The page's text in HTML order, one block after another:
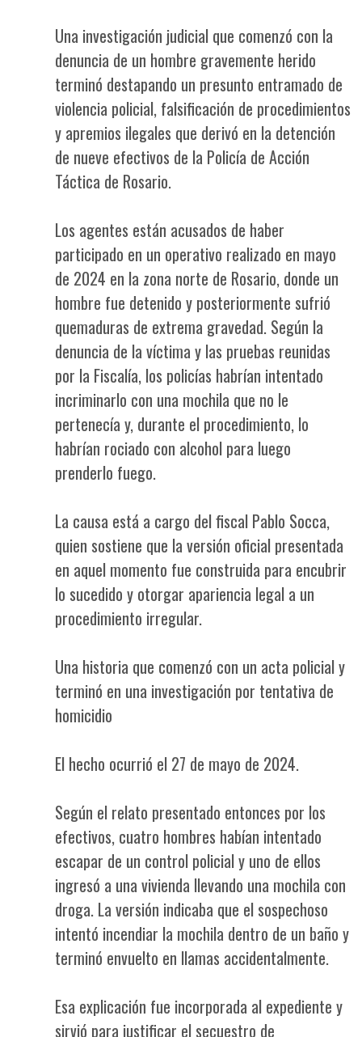
Una investigación judicial que comenzó con la
denuncia de un hombre gravemente herido
terminó destapando un presunto entramado de
violencia policial, falsificación de procedimientos
y apremios ilegales que derivó en la detención
de nueve efectivos de la Policía de Acción
Táctica de Rosario.
Los agentes están acusados de haber
participado en un operativo realizado en mayo
de 2024 en la zona norte de Rosario, donde un
hombre fue detenido y posteriormente sufrió
quemaduras de extrema gravedad. Según la
denuncia de la víctima y las pruebas reunidas
por la Fiscalía, los policías habrían intentado
incriminarlo con una mochila que no le
pertenecía y, durante el procedimiento, lo
habrían rociado con alcohol para luego
prenderlo fuego.
La causa está a cargo del fiscal Pablo Socca,
quien sostiene que la versión oficial presentada
en aquel momento fue construida para encubrir
lo sucedido y otorgar apariencia legal a un
procedimiento irregular.
Una historia que comenzó con un acta policial y
terminó en una investigación por tentativa de
homicidio
El hecho ocurrió el 27 de mayo de 2024.
Según el relato presentado entonces por los
efectivos, cuatro hombres habían intentado
escapar de un control policial y uno de ellos
ingresó a una vivienda llevando una mochila con
droga. La versión indicaba que el sospechoso
intentó incendiar la mochila dentro de un baño y
terminó envuelto en llamas accidentalmente.
Esa explicación fue incorporada al expediente y
sirvió para justificar el secuestro de